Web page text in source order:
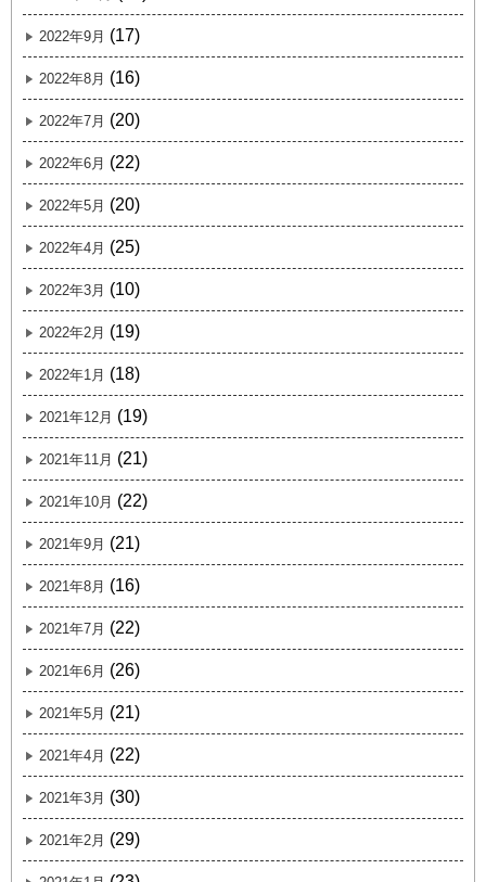
2022年9月 (17)
2022年8月 (16)
2022年7月 (20)
2022年6月 (22)
2022年5月 (20)
2022年4月 (25)
2022年3月 (10)
2022年2月 (19)
2022年1月 (18)
2021年12月 (19)
2021年11月 (21)
2021年10月 (22)
2021年9月 (21)
2021年8月 (16)
2021年7月 (22)
2021年6月 (26)
2021年5月 (21)
2021年4月 (22)
2021年3月 (30)
2021年2月 (29)